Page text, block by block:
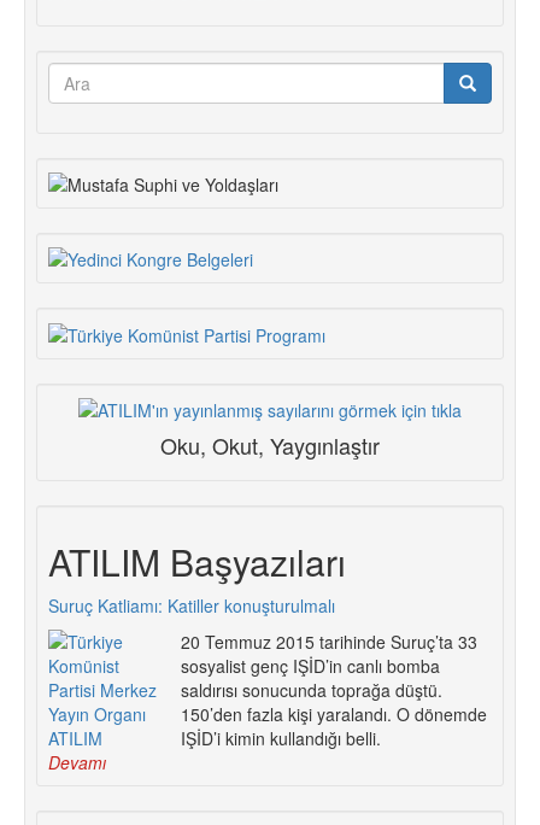
Arama
Oku, Okut, Yaygınlaştır
ATILIM Başyazıları
Suruç Katliamı: Katiller konuşturulmalı
20 Temmuz 2015 tarihinde Suruç’ta 33
sosyalist genç IŞİD’in canlı bomba
saldırısı sonucunda toprağa düştü.
150’den fazla kişi yaralandı. O dönemde
IŞİD’i kimin kullandığı belli.
Devamı